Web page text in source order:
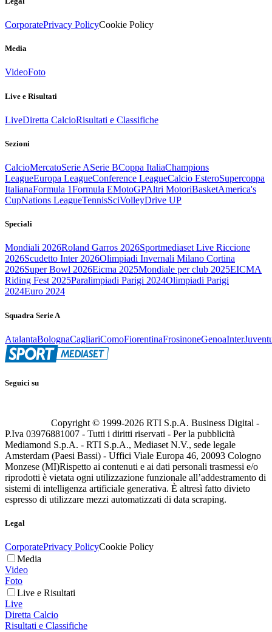
CorporatePrivacy PolicyCookie Policy
Media
VideoFoto
Live e Risultati
LiveDiretta CalcioRisultati e Classifiche
Sezioni
CalcioMercatoSerie ASerie BCoppa ItaliaChampions
LeagueEuropa LeagueConference LeagueCalcio EsteroSupercoppa
ItalianaFormula 1Formula EMotoGPAltri MotoriBasketAmerica's
CupNations LeagueTennisSciVolleyDrive UP
Speciali
Mondiali 2026Roland Garros 2026Sportmediaset Live Riccione
2026Scudetto Inter 2026Olimpiadi Invernali Milano Cortina
2026Super Bowl 2026Eicma 2025Mondiale per club 2025EICMA
Riding Fest 2025Paralimpiadi Parigi 2024Olimpiadi Parigi
2024Euro 2024
Squadra Serie A
AtalantaBolognaCagliariComoFiorentinaFrosinoneGenoaInter
Seguici su
Copyright © 1999-2026 RTI S.p.A. Business Digital -
P.Iva 03976881007 - Tutti i diritti riservati - Per la pubblicità
Mediamond S.p.A. - RTI S.p.A., Mediaset N.V., sede legale
Amsterdam (Paesi Bassi) - Uffici Viale Europa 46, 20093 Cologno
Monzese (MI)Rispetto ai contenuti e ai dati personali trasmessi e/o
riprodotti è vietata ogni utilizzazione funzionale all’addestramento di
sistemi di intelligenza artificiale generativa. È altresì fatto divieto
espresso di utilizzare mezzi automatizzati di data scraping.
Legal
CorporatePrivacy PolicyCookie Policy
Media
Video
Foto
Live e Risultati
Live
Diretta Calcio
Risultati e Classifiche